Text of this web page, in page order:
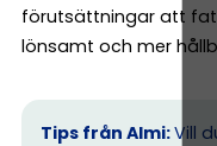
förutsättningar att
lönsamt och mer
Tips från Almi:Vill